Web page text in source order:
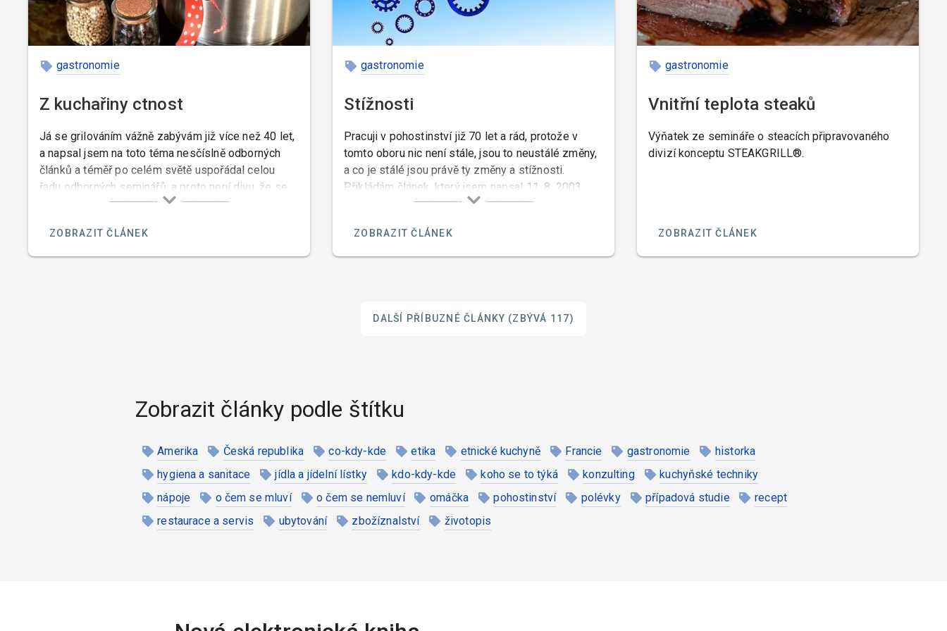
gastronomie
Z kuchařiny ctnost
Já se grilováním vážně zabývám již více než 40 let,
a napsal jsem na toto téma nesčíslně odborných
článků a téměř po celém světě uspořádal celou
řadu odborných seminářů, a proto není divu, že se
mě tolik lidí ptá na názor na pořad pana Pohlreicha
ukrdený, ale to že ze všech kuchařů kteří nejsou
sprostí jako on a kteří nemají komediantské vlohy,
ZOBRAZIT ČLÁNEK
gastronomie
Stížnosti
Pracuji v pohostinství již 70 let a rád, protože v
tomto oboru nic není stále, jsou to neustálé změny,
a co je stálé jsou právě ty změny a stížnosti.
Přikládám článek, který jsem napsal 11. 8. 2003,
který je toho důkazem…
ZOBRAZIT ČLÁNEK
gastronomie
Vnitřní teplota steaků
Výňatek ze semináře o steacích připravovaného
divizí konceptu STEAKGRILL®.
ZOBRAZIT ČLÁNEK
DALŠÍ PŘÍBUZNÉ ČLÁNKY (ZBÝVÁ 117)
Zobrazit články podle štítku
Amerika Česká republika co-kdy-kde etika etnické kuchyně Francie gastronomie
historka
hygiena a sanitace
jídla a jídelní lístky kdo-kdy-kde koho se to týká konzulting
kuchyňské techniky
nápoje
o čem se mluví o čem se nemluví omáčka pohostinství polévky případová studie
recept
restaurace a servis
ubytování zbožíznalství životopis